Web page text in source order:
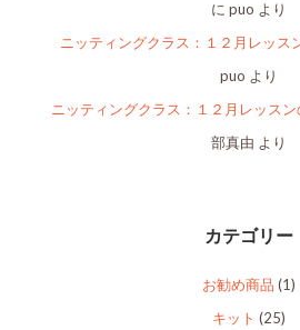
に puo より
ニッティングクラス：１２月レッス
puo より
ニッティングクラス：１２月レッスン
部真由 より
カテゴリー
お勧め商品 (1)
キット (25)